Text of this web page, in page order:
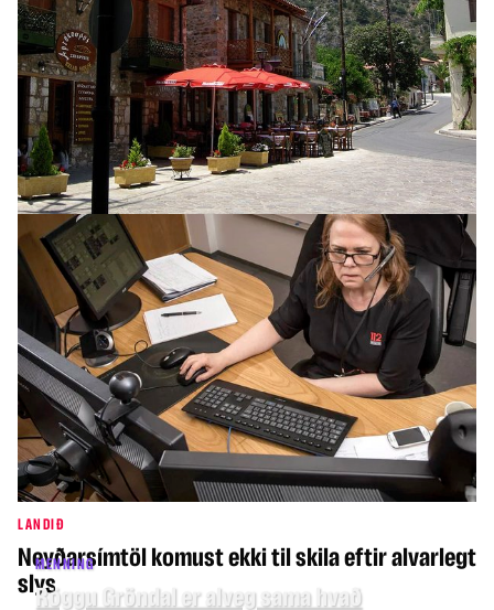
INNLENT
Óvissa með prestaval í Kópavogi
LANDIÐ
Neyðarsímtöl komust ekki til skila eftir alvarlegt
slys
MENNING
Röggu Gröndal er alveg sama hvað